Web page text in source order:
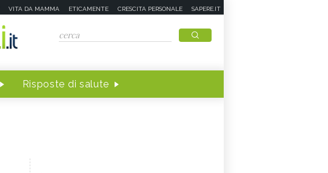
VITA DA MAMMA ETICAMENTE CRESCITA PERSONALE SAPERE.IT
Risposte di salute